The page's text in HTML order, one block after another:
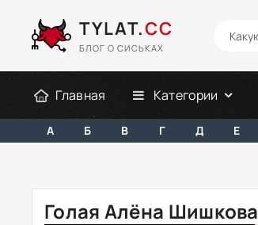
TYLAT.CC
БЛОГ О СИСЬКАХ
Главная Категории
А Б В Г Д Е
Голая Алёна Шишкова